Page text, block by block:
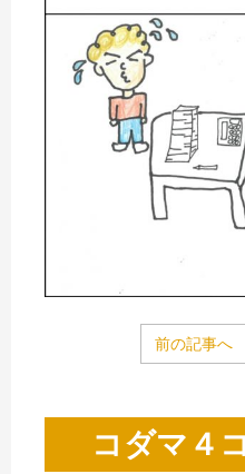
前の記事へ
コダマ４